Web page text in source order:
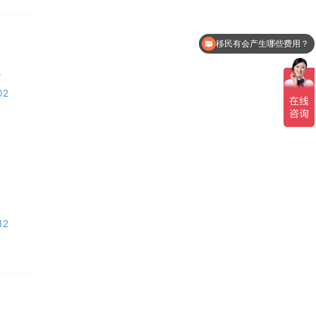
移民有会产生哪些费用？